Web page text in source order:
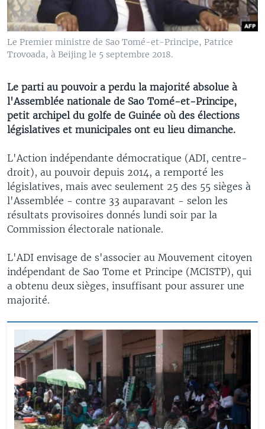
Le Premier ministre de Sao Tomé-et-Principe, Patrice
Trovoada, à Beijing le 5 septembre 2018.
Le parti au pouvoir a perdu la majorité absolue à
l'Assemblée nationale de Sao Tomé-et-Principe,
petit archipel du golfe de Guinée où des élections
législatives et municipales ont eu lieu dimanche.
L'Action indépendante démocratique (ADI, centre-
droit), au pouvoir depuis 2014, a remporté les
législatives, mais avec seulement 25 des 55 sièges à
l'Assemblée - contre 33 auparavant - selon les
résultats provisoires donnés lundi soir par la
Commission électorale nationale.
L'ADI envisage de s'associer au Mouvement citoyen
indépendant de Sao Tome et Principe (MCISTP), qui
a obtenu deux sièges, insuffisant pour assurer une
majorité.